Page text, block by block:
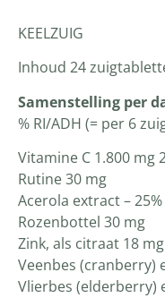
KEELZUIG
Inhoud 24
Samenstelling per
% RI/ADH (= per 6
Vitamine C 1.800 mg
Rutine 30 mg
Acerola extract –
Rozenbottel 30 mg
Zink, als citraat 18
Veenbes (cranberry)
Vlierbes (elderberry)